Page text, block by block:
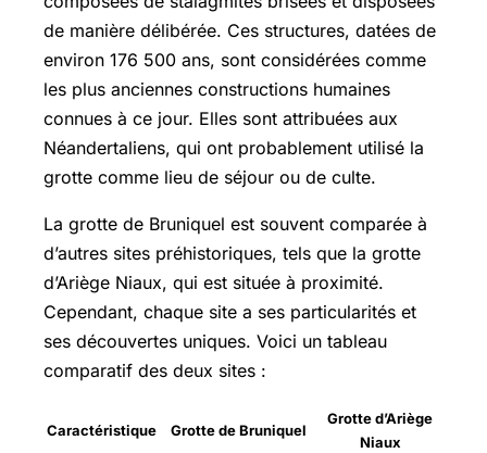
de manière délibérée. Ces structures, datées de
environ 176 500 ans, sont considérées comme
les plus anciennes constructions humaines
connues à ce jour. Elles sont attribuées aux
Néandertaliens, qui ont probablement utilisé la
grotte comme lieu de séjour ou de culte.
La grotte de Bruniquel est souvent comparée à
d’autres sites préhistoriques, tels que la grotte
d’Ariège Niaux, qui est située à proximité.
Cependant, chaque site a ses particularités et
ses découvertes uniques. Voici un tableau
comparatif des deux sites :
Caractéristique Grotte de Bruniquel
Grotte d’Ariège
Niaux